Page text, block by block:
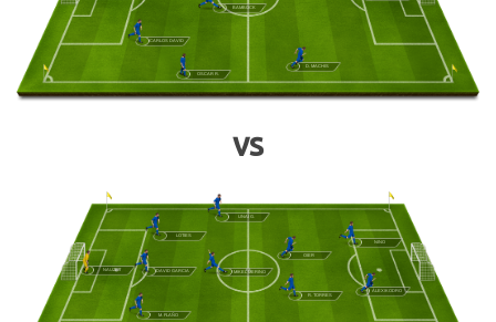
BAMBOCK
D. MACHIS
CARLOS DAVID
OSCAR R.
vs
LOTIES
DAVID GARCIA
R. TORRES
ÁLEX/KODRO
NINO
OIER
MIKEL MERINO
UNAI G.
M. FLAÑO
NAUZET